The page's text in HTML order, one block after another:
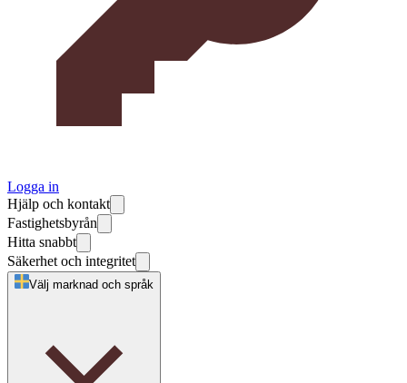
Logga in
Hjälp och kontakt
Fastighetsbyrån
Hitta snabbt
Säkerhet och integritet
Välj marknad och språk